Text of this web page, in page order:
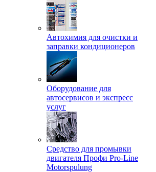
Автохимия для очистки и
заправки кондиционеров
Оборудование для
автосервисов и экспресс
услуг
Средство для промывки
двигателя Профи Pro-Line
Motorspulung